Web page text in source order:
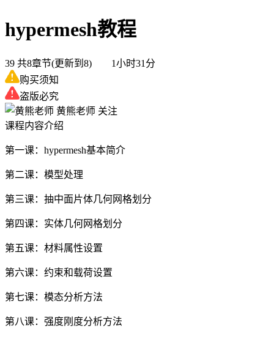
hypermesh教程
39 共8章节(更新到8) 1小时31分
购买须知
盗版必究
黄熊老师 关注
课程内容介绍
第一课：hypermesh基本简介
第二课：模型处理
第三课：抽中面片体几何网格划分
第四课：实体几何网格划分
第五课：材料属性设置
第六课：约束和载荷设置
第七课：模态分析方法
第八课：强度刚度分析方法